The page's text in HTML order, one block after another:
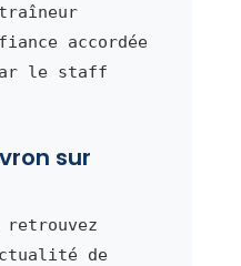
accordée
le staff
sur
retrouvez
de